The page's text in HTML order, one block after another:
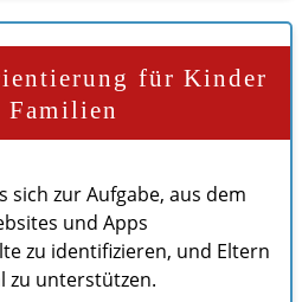
für Kinder
Familien
sich zur Aufgabe, aus dem
und Apps
zu identifizieren, und Eltern
zu unterstützen.